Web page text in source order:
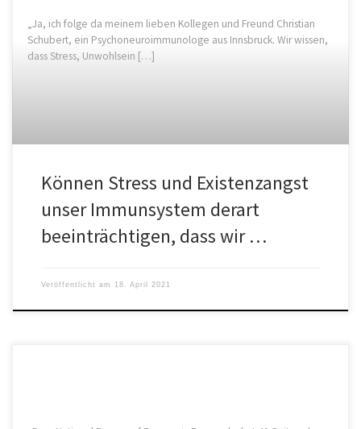
„Ja, ich folge da meinem lieben Kollegen und Freund Christian
Schubert, ein Psychoneuroimmunologe aus Innsbruck. Wir wissen,
dass Stress, Unwohlsein […]
Können Stress und Existenzangst
unser Immunsystem derart
beeinträchtigen, dass wir …
Veröffentlicht am 18. April 2021